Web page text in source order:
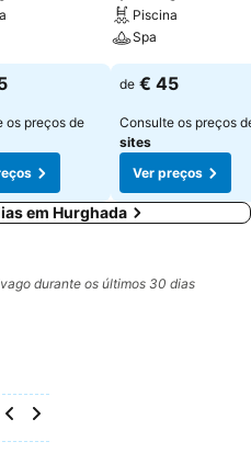
os preços de
Piscina
Spa
de € 45
Consulte os preços
sites
Ver preços
em Hurghada
durante os últimos 30 dias